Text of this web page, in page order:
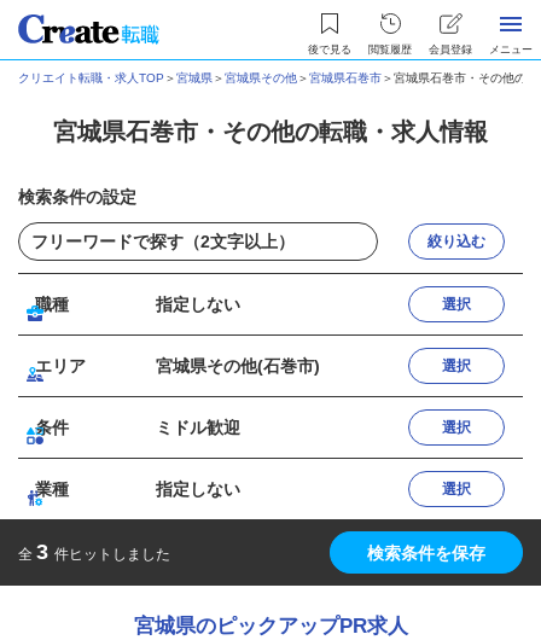
後で見る 閲覧履歴 会員登録 メニュー
クリエイト転職・求人TOP ＞宮城県＞宮城県その他＞宮城県石巻市＞宮城県石巻市・その他の
宮城県石巻市・その他の転職・求人情報
検索条件の設定
絞り込む
職種 指定しない 選択
エリア 宮城県その他(石巻市) 選択
条件 ミドル歓迎 選択
業種 指定しない 選択
全 3 件ヒットしました 検索条件を保存
宮城県のピックアップPR求人